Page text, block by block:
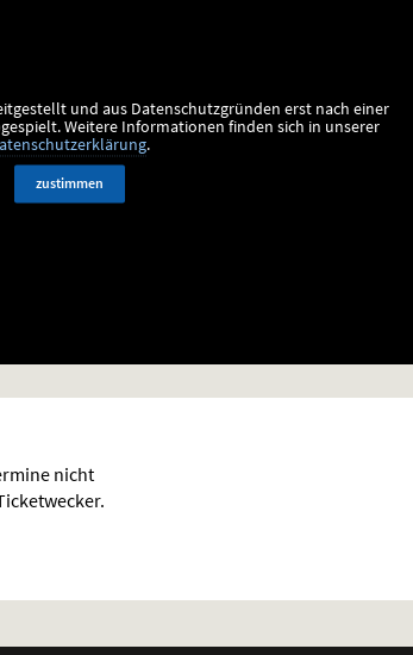
und aus Datenschutzgründen erst nach einer
Weitere Informationen finden sich in unserer
.
zustimmen
nicht